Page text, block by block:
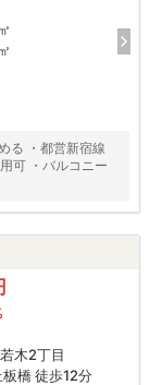
る ・都営新宿線
可 ・バルコニー
木2丁目
橋 徒歩12分